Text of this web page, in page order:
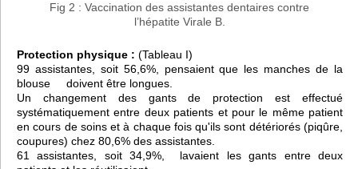
Fig 2 : Vaccination des assistantes dentaires contre
l’hépatite Virale B.
Protection physique : (Tableau I)
99 assistantes, soit 56,6%, pensaient que les manches de la
blouse doivent être longues.
Un changement des gants de protection est effectué
systématiquement entre deux patients et pour le même patient
en cours de soins et à chaque fois qu'ils sont détériorés (piqûre,
coupures) chez 80,6% des assistantes.
61 assistantes, soit 34,9%, lavaient les gants entre deux